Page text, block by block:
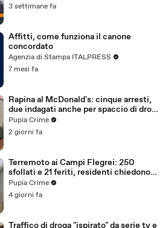
3 settimane fa
Affitti, come funziona il canone
concordato
Agenzia di Stampa ITALPRESS
7 mesi fa
Rapina al McDonald's: cinque arresti,
due indagati anche per spaccio di droga
(03.08.26)
Pupia Crime
2 giorni fa
Terremoto ai Campi Flegrei: 250
sfollati e 21 feriti, residenti chiedono
certezze sul futuro (01.08.26)
Pupia Crime
4 giorni fa
Traffico di droga "ispirato" da serie tv e